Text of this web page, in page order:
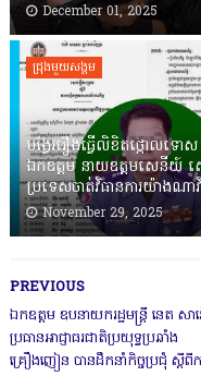
December 01, 2025
ជ្រុងមួយសង្គម
បង្វែររឿងធ្វើលិខិតថ្កោលទ
ឯកឧត្តម នាយឧត្តមសេនីយ៍ សៅ
ប្រទេសចាត់វិធានការយ៉ាងណា
November 29, 2025
PREVIOUS
ឯកឧត្ដម ឧបនាយករដ្ឋមន្រ្តី នេត សា
ប្រធានអាជ្ញាធរជាតិប្រយុទ្ធប្រឆាំង
គ្រឿងញៀន បានដឹកនាំកិច្ចប្រជុំ ស្តីពីក